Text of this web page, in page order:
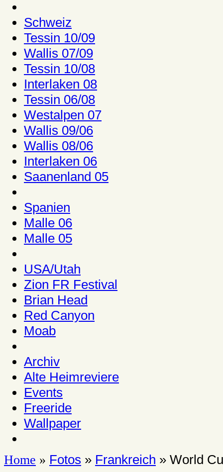
Schweiz
Tessin 10/09
Wallis 07/09
Tessin 10/08
Interlaken 08
Tessin 06/08
Westalpen 07
Wallis 09/06
Wallis 08/06
Interlaken 06
Saanenland 05
Spanien
Malle 06
Malle 05
USA/Utah
Zion FR Festival
Brian Head
Red Canyon
Moab
Archiv
Alte Heimreviere
Events
Freeride
Wallpaper
Home » Fotos » Frankreich » World